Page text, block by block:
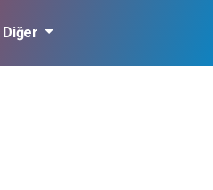
Diğer